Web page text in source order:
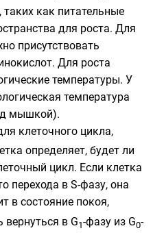
, таких как питательные
для роста. Для
присутствовать
. Для роста
температуры. У
температура
мышкой).
клеточного цикла,
определяет, будет ли
цикл. Если клетка
перехода в S-фазу, она
в состояние покоя,
вернуться в G1-фазу из G0-